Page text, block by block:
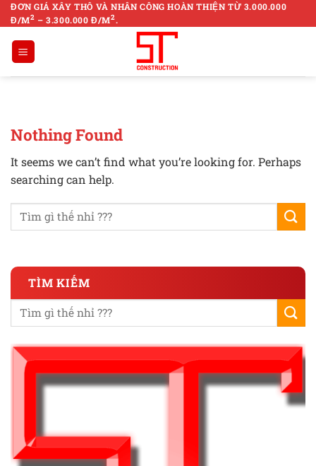
Skip
to
content
ĐƠN GIÁ XÂY THÔ VÀ NHÂN CÔNG HOÀN THIỆN TỪ 3.000.000
Đ/M2 – 3.300.000 Đ/M2.
Nothing Found
It seems we can’t find what you’re looking for. Perhaps
searching can help.
TÌM KIẾM